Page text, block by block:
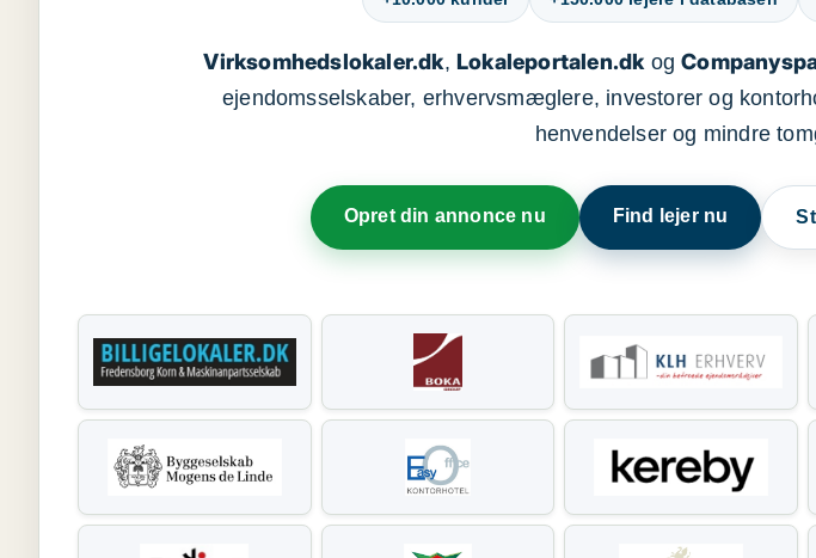
Virksomhedslokaler.dk, Lokaleportalen.dkog
ejendomsselskaber, erhvervsmæglere, investorer og
henvendelser og mindre
Opret din annonce nu Find lejer nu